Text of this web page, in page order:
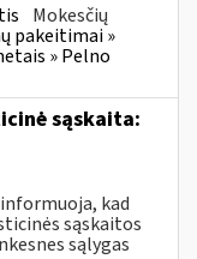
Mokesčių
pakeitimai »
» Pelno
sąskaita:
kad
sąskaitos
sąlygas